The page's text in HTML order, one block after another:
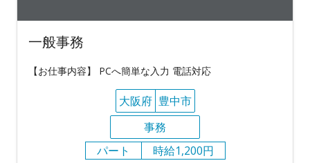
一般事務
【お仕事内容】 PCへ簡単な入力 電話対応
大阪府 豊中市
事務
パート
時給1,200円